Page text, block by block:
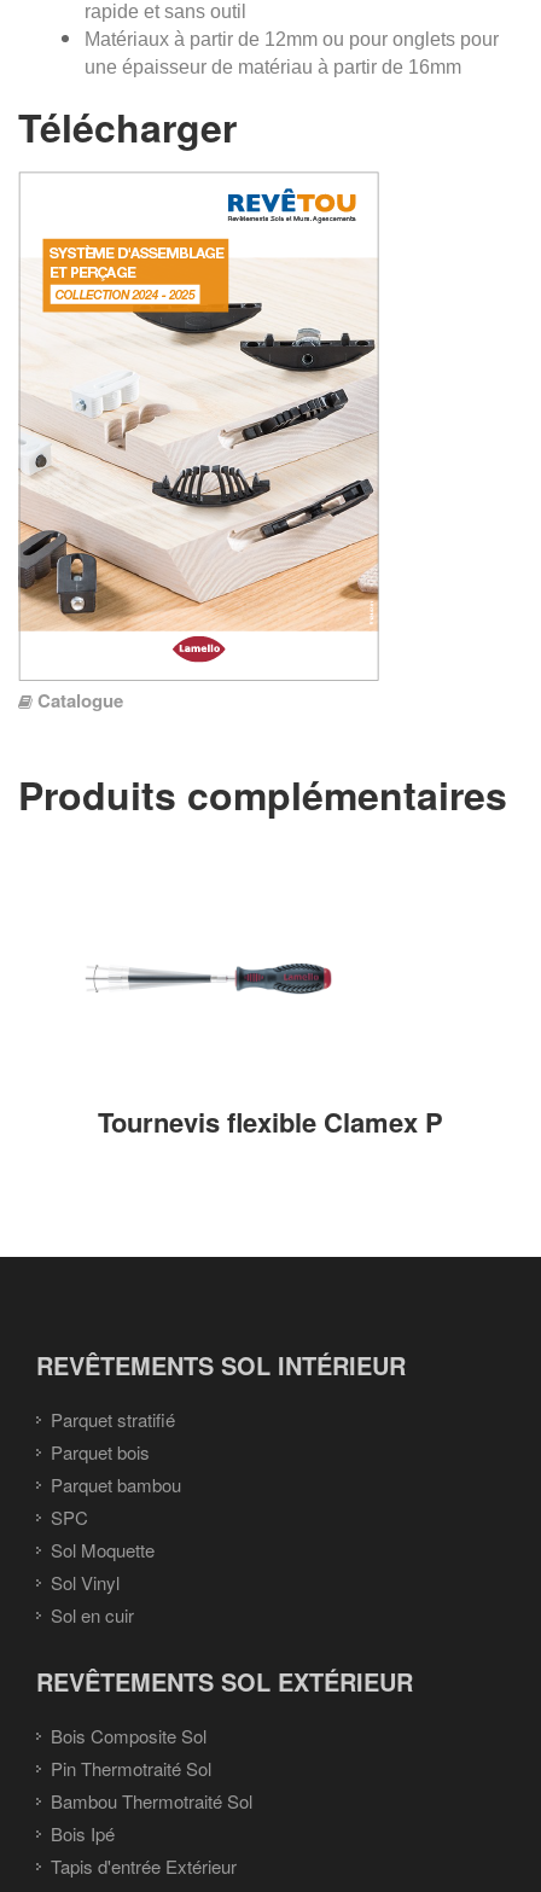
rapide et sans outil
Matériaux à partir de 12mm ou pour onglets pour
une épaisseur de matériau à partir de 16mm
Télécharger
Catalogue
Produits complémentaires
Tournevis flexible Clamex P
REVÊTEMENTS SOL INTÉRIEUR
Parquet stratifié
Parquet bois
Parquet bambou
SPC
Sol Moquette
Sol Vinyl
Sol en cuir
REVÊTEMENTS SOL EXTÉRIEUR
Bois Composite Sol
Pin Thermotraité Sol
Bambou Thermotraité Sol
Bois Ipé
Tapis d'entrée Extérieur